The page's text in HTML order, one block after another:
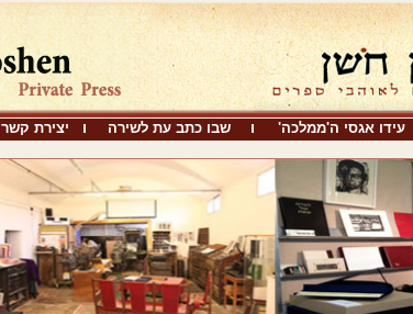
עידו אגסי ה'ממלכה' שבו כתב עת לשירה יצירת קשר